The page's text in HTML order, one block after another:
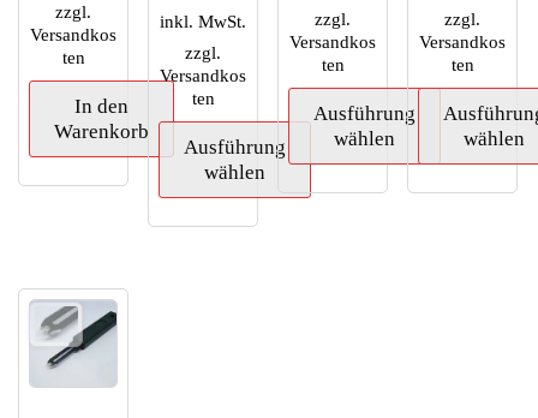
zzgl.
Versandkos
ten
In den
Warenkorb
inkl. MwSt.
zzgl.
Versandkos
ten
Ausführung
wählen
Dieses
zzgl.
Versandkos
ten
Ausführung
wählen
Dieses
zzgl.
Versandkos
ten
wählen
Dieses